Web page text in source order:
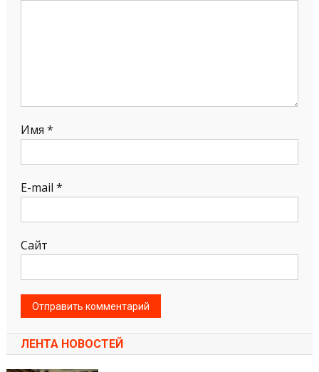
Имя *
E-mail *
Сайт
ЛЕНТА НОВОСТЕЙ